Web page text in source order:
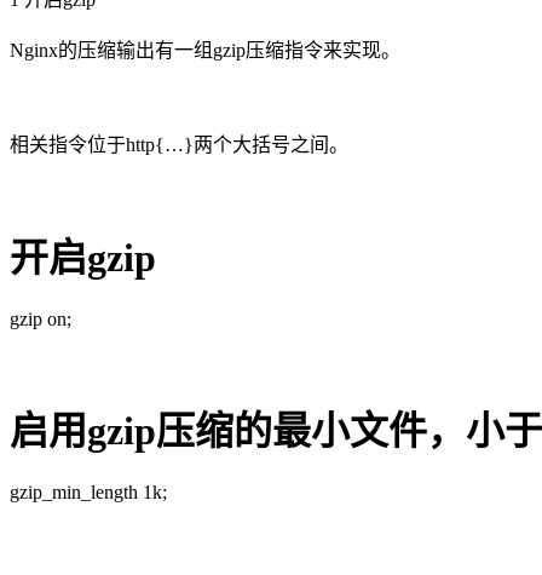
Nginx的压缩输出有一组gzip压缩指令来实现。
相关指令位于http{…}两个大括号之间。
开启gzip
gzip on;
启用gzip压缩的最小文件，小
gzip_min_length 1k;